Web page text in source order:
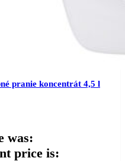
pranie koncentrát 4,5 l
was:
price is: